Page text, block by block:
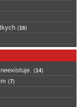
(16)
(14)
(7)